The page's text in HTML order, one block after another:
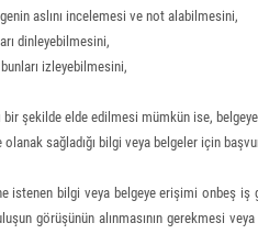
aslını incelemesi ve not alabilmesini,
dinleyebilmesini,
izleyebilmesini,
şekilde elde edilmesi mümkün ise,
olanak sağladığı bilgi veya belgeler için
istenen bilgi veya belgeye erişimi onbeş
görüşünün alınmasının gerekmesi